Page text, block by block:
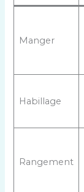
Manger
Habillage
Rangement